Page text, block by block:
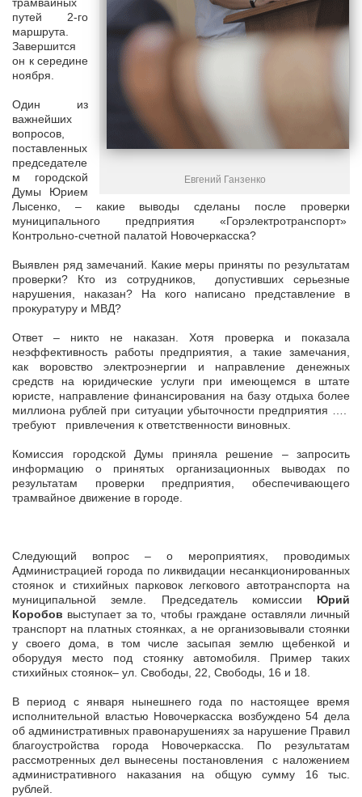
Евгений Ганзенко
трамвайных
путей 2-го
маршрута.
Завершится
он к середине
ноября.
Один из
важнейших
вопросов,
поставленных
председателе
м городской
Думы Юрием
Лысенко, – какие выводы сделаны после проверки
муниципального предприятия «Горэлектротранспорт»
Контрольно-счетной палатой Новочеркасска?
Выявлен ряд замечаний. Какие меры приняты по результатам
проверки? Кто из сотрудников, допустивших серьезные
нарушения, наказан? На кого написано представление в
прокуратуру и МВД?
Ответ – никто не наказан. Хотя проверка и показала
неэффективность работы предприятия, а такие замечания,
как воровство электроэнергии и направление денежных
средств на юридические услуги при имеющемся в штате
юристе, направление финансирования на базу отдыха более
миллиона рублей при ситуации убыточности предприятия ….
требуют привлечения к ответственности виновных.
Комиссия городской Думы приняла решение – запросить
информацию о принятых организационных выводах по
результатам проверки предприятия, обеспечивающего
трамвайное движение в городе.
Следующий вопрос – о мероприятиях, проводимых
Администрацией города по ликвидации несанкционированных
стоянок и стихийных парковок легкового автотранспорта на
муниципальной земле. Председатель комиссии Юрий
Коробов выступает за то, чтобы граждане оставляли личный
транспорт на платных стоянках, а не организовывали стоянки
у своего дома, в том числе засыпая землю щебенкой и
оборудуя место под стоянку автомобиля. Пример таких
стихийных стоянок– ул. Свободы, 22, Свободы, 16 и 18.
В период с января нынешнего года по настоящее время
исполнительной властью Новочеркасска возбуждено 54 дела
об административных правонарушениях за нарушение Правил
благоустройства города Новочеркасска. По результатам
рассмотренных дел вынесены постановления с наложением
административного наказания на общую сумму 16 тыс.
рублей.